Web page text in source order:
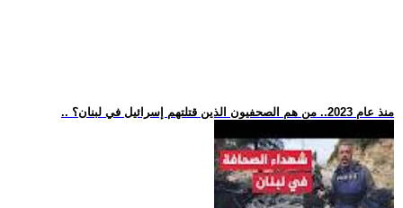
.. منذ عام 2023.. من هم الصحفيون الذين قتلتهم إسرائيل في لبنان؟